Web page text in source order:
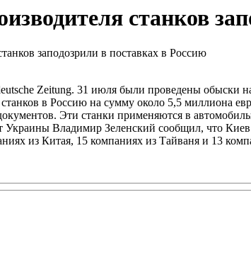
станков
Zeitung. 31 июля были проведены обыски
в Россию на сумму около 5,5 миллиона
Эти станки применяются в
Украины Владимир Зеленский сообщил, что
из Китая, 15 компаниях из Тайваня и 13